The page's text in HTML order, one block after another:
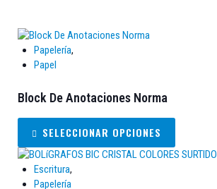
Papelería,
Papel
Block De Anotaciones Norma
SELECCIONAR OPCIONES
Escritura,
Papelería